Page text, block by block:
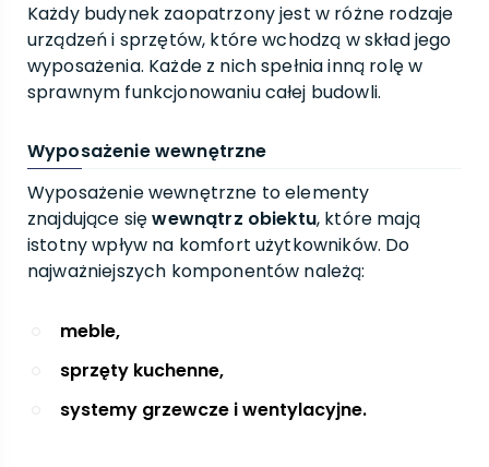
Każdy budynek zaopatrzony jest w różne rodzaje
urządzeń i sprzętów, które wchodzą w skład jego
wyposażenia. Każde z nich spełnia inną rolę w
sprawnym funkcjonowaniu całej budowli.
Wyposażenie wewnętrzne
Wyposażenie wewnętrzne to elementy
znajdujące sięwewnątrz obiektu, które mają
istotny wpływ na komfort użytkowników. Do
najważniejszych komponentów należą:
meble,
sprzęty kuchenne,
systemy grzewcze i wentylacyjne.